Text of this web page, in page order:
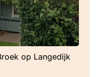
op Langedijk